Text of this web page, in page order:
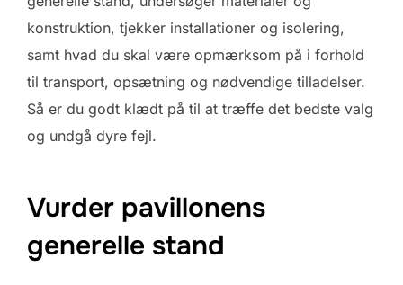
konstruktion, tjekker installationer og isolering,
samt hvad du skal være opmærksom på i forhold
til transport, opsætning og nødvendige tilladelser.
Så er du godt klædt på til at træffe det bedste valg
og undgå dyre fejl.
Vurder pavillonens
generelle stand